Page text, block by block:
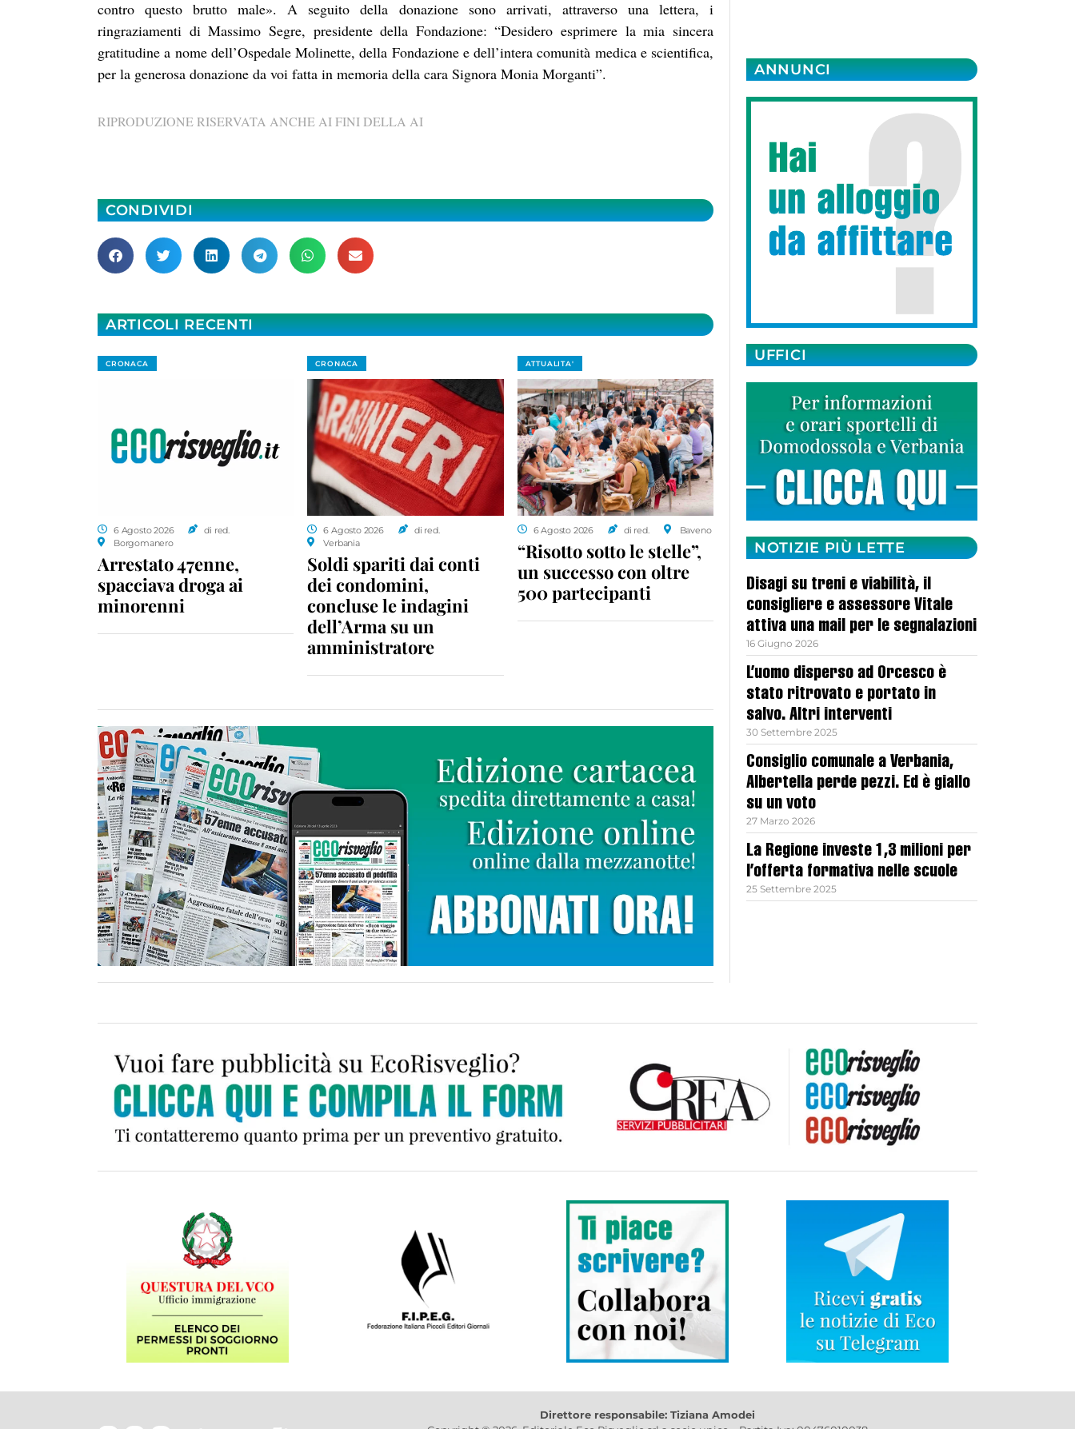
contro questo brutto male». A seguito della donazione sono arrivati, attraverso una lettera, i
ringraziamenti di Massimo Segre, presidente della Fondazione: “Desidero esprimere la mia sincera
gratitudine a nome dell’Ospedale Molinette, della Fondazione e dell’intera comunità medica e scientifica,
per la generosa donazione da voi fatta in memoria della cara Signora Monia Morganti”.
RIPRODUZIONE RISERVATA ANCHE AI FINI DELLA AI
CONDIVIDI
ARTICOLI RECENTI
CRONACA
6 Agosto 2026
di red.
Borgomanero
Arrestato 47enne,
spacciava droga ai
minorenni
CRONACA
6 Agosto 2026
di red.
Verbania
Soldi spariti dai conti
dei condomini,
concluse le indagini
dell’Arma su un
amministratore
ATTUALITA'
6 Agosto 2026 di red. Baveno
“Risotto sotto le stelle”,
un successo con oltre
500 partecipanti
ANNUNCI
UFFICI
NOTIZIE PIÙ LETTE
Disagi su treni e viabilità, il
consigliere e assessore Vitale
attiva una mail per le segnalazioni
16 Giugno 2026
L’uomo disperso ad Orcesco è
stato ritrovato e portato in
salvo. Altri interventi
30 Settembre 2025
Consiglio comunale a Verbania,
Albertella perde pezzi. Ed è giallo
su un voto
27 Marzo 2026
La Regione investe 1,3 milioni per
l’offerta formativa nelle scuole
25 Settembre 2025
Direttore responsabile: Tiziana Amodei